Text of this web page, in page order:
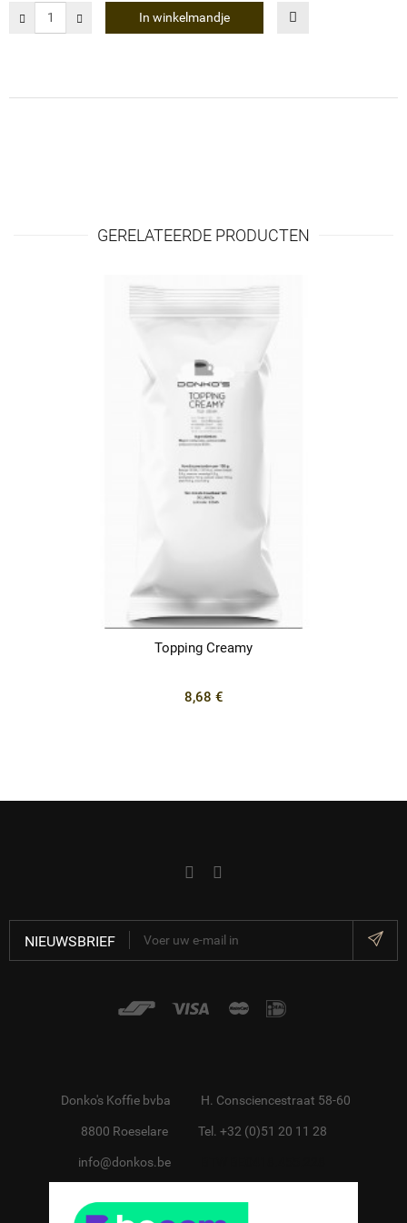
In winkelmandje
GERELATEERDE PRODUCTEN
Topping Creamy
8,68 €
NIEUWSBRIEF
Donko's Koffie bvba H. Consciencestraat 58-60
8800 Roeselare Tel. +32 (0)51 20 11 28
info@donkos.be